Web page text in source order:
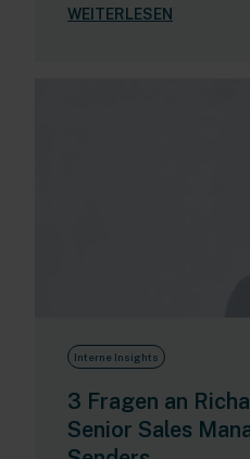
WEITERLESEN
Interne Insights
3 Fragen an
Senior Sales